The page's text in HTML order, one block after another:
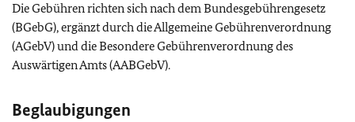
Die Gebühren richten sich nach dem Bundesgebührengesetz
(BGebG), ergänzt durch die Allgemeine Gebührenverordnung
(AGebV) und die Besondere Gebührenverordnung des
Auswärtigen Amts (AABGebV).
Beglaubigungen